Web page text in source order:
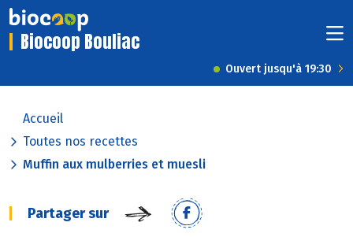
Biocoop Bouliac
Ouvert jusqu'à 19:30
Accueil
Toutes nos recettes
Muffin aux mulberries et muesli
Partager sur